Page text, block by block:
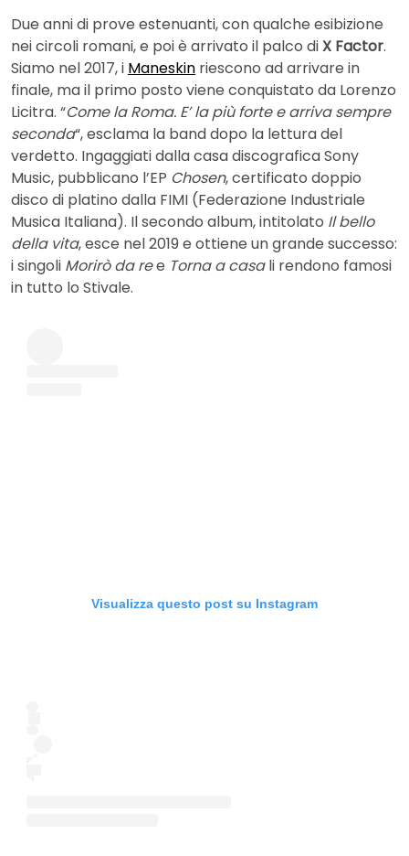
Due anni di prove estenuanti, con qualche esibizione
nei circoli romani, e poi è arrivato il palco diX Factor.
Siamo nel 2017, i Maneskin riescono ad arrivare in
finale, ma il primo posto viene conquistato da Lorenzo
Licitra. “Come la Roma. E’ la più forte e arriva sempre
seconda“, esclama la band dopo la lettura del
verdetto. Ingaggiati dalla casa discografica Sony
Music, pubblicano l’EP Chosen, certificato doppio
disco di platino dalla FIMI (Federazione Industriale
Musica Italiana). Il secondo album, intitolato Il bello
della vita, esce nel 2019 e ottiene un grande successo:
i singoli Morirò da ree Torna a casali rendono famosi
in tutto lo Stivale.
Visualizza questo post su Instagram